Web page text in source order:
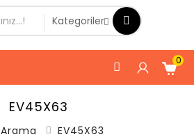
0
EV45X63
Arama EV45X63